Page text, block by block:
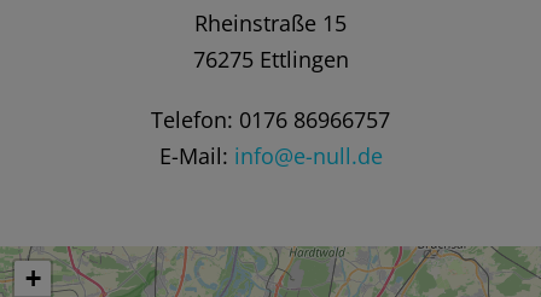
Rheinstraße 15
76275 Ettlingen
Telefon: 0176 86966757
E-Mail: info@e-null.de
+